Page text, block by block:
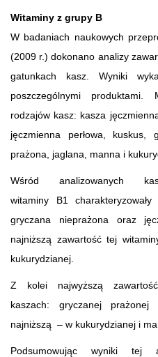
Witaminy z grupy B
W badaniach naukowych
(2009 r.) dokonano analizy
gatunkach kasz. Wyniki
poszczególnymi produktami.
rodzajów kasz: kasza
jęczmienna perłowa, kuskus,
prażona, jaglana, manna i
Wśród analizowanych
witaminy B1
gryczana nieprażona oraz
najniższą zawartość tej
kukurydzianej.
Z kolei najwyższą
kaszach: gryczanej
najniższą – w kukurydzianej i
Podsumowując wyniki tej